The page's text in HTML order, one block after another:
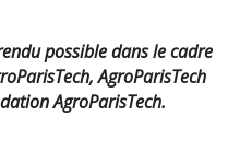
possible dans le cadre
AgroParisTech
AgroParisTech.